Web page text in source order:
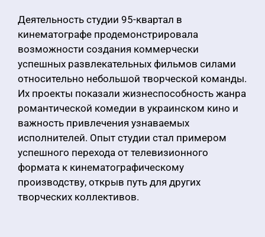
Деятельность студии 95-квартал в
кинематографе продемонстрировала
возможности создания коммерчески
успешных развлекательных фильмов силами
относительно небольшой творческой команды.
Их проекты показали жизнеспособность жанра
романтической комедии в украинском кино и
важность привлечения узнаваемых
исполнителей. Опыт студии стал примером
успешного перехода от телевизионного
формата к кинематографическому
производству, открыв путь для других
творческих коллективов.